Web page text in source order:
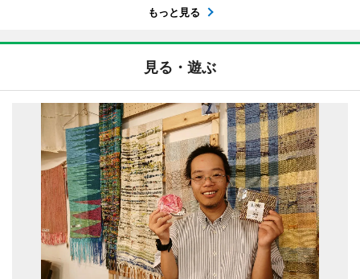
もっと見る
見る・遊ぶ